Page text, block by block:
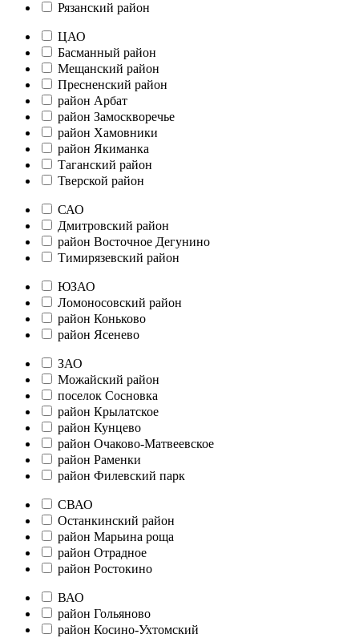
Рязанский район
ЦАО
Басманный район
Мещанский район
Пресненский район
район Арбат
район Замоскворечье
район Хамовники
район Якиманка
Таганский район
Тверской район
САО
Дмитровский район
район Восточное Дегунино
Тимирязевский район
ЮЗАО
Ломоносовский район
район Коньково
район Ясенево
ЗАО
Можайский район
поселок Сосновка
район Крылатское
район Кунцево
район Очаково-Матвеевское
район Раменки
район Филевский парк
СВАО
Останкинский район
район Марьина роща
район Отрадное
район Ростокино
ВАО
район Гольяново
район Косино-Ухтомский